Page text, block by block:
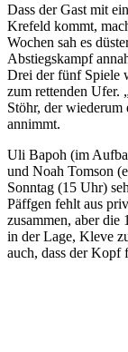
Dass der Gast mit
Krefeld kommt,
Wochen sah es
Abstiegskampf
Drei der fünf Spiele
zum rettenden Ufer.
Stöhr, der wiederum
annimmt.
Uli Bapoh (im
und Noah Tomson
Sonntag (15 Uhr)
Päffgen fehlt aus
zusammen, aber
in der Lage, Kleve
auch, dass der Kopf